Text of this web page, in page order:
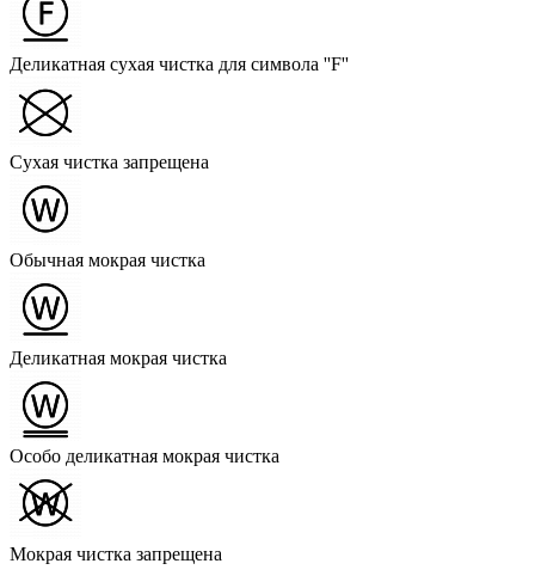
Деликатная сухая чистка для символа ''F''
Сухая чистка запрещена
Обычная мокрая чистка
Деликатная мокрая чистка
Особо деликатная мокрая чистка
Мокрая чистка запрещена